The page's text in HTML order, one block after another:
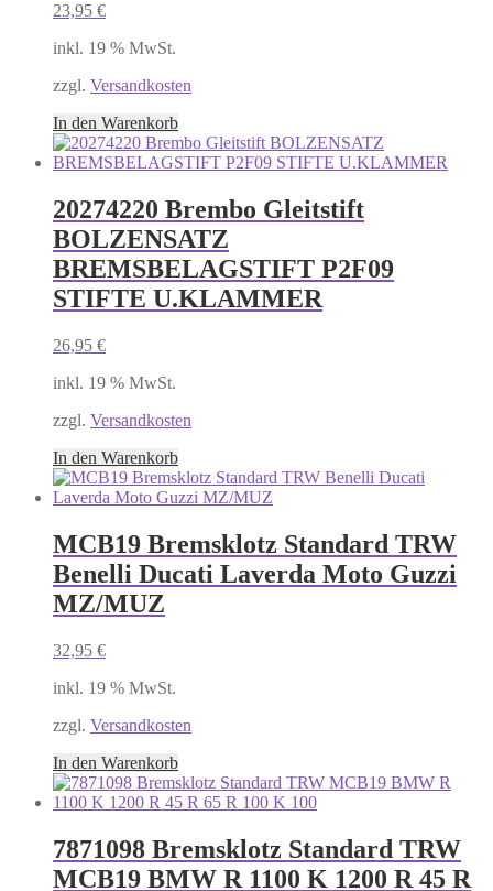
23,95 €
inkl. 19 % MwSt.
zzgl. Versandkosten
In den Warenkorb
20274220 Brembo Gleitstift
BOLZENSATZ
BREMSBELAGSTIFT P2F09
STIFTE U.KLAMMER
26,95 €
inkl. 19 % MwSt.
zzgl. Versandkosten
In den Warenkorb
MCB19 Bremsklotz Standard TRW
Benelli Ducati Laverda Moto Guzzi
MZ/MUZ
32,95 €
inkl. 19 % MwSt.
zzgl. Versandkosten
In den Warenkorb
7871098 Bremsklotz Standard TRW
MCB19 BMW R 1100 K 1200 R 45 R